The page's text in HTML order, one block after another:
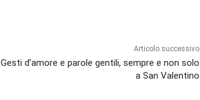
Articolo successivo
Gesti d’amore e parole gentili, sempre e non solo
a San Valentino